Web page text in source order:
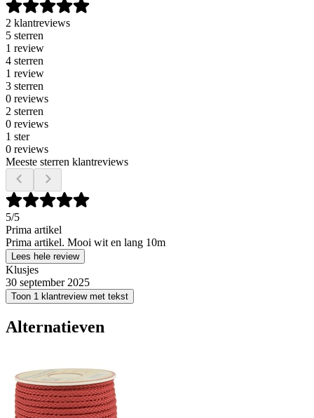
2 klantreviews
5 sterren
1 review
4 sterren
1 review
3 sterren
0 reviews
2 sterren
0 reviews
1 ster
0 reviews
Meeste sterren klantreviews
5/5
Prima artikel
Prima artikel. Mooi wit en lang 10m
Lees hele review
Klusjes
30 september 2025
Toon 1 klantreview met tekst
Alternatieven